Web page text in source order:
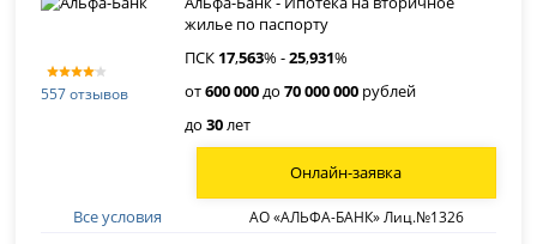
557 отзывов
жилье по паспорту
ПСК 17,563% -25,931%
от600 000до70 000 000 рублей
до30лет
Все условия АО «АЛЬФА-БАНК» Лиц.№1326
Онлайн-заявка